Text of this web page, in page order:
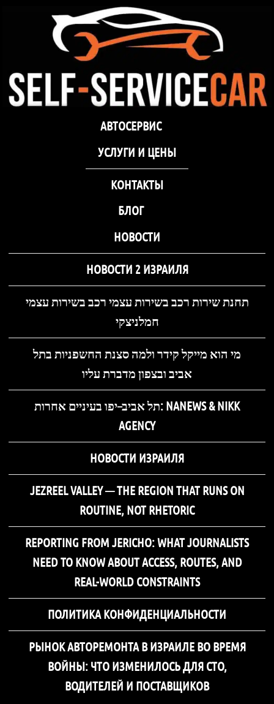
самообслуживания Self-
Service Car Хмельницкий
Автосервис СТО
самообслуживания Self-
Service Car Хмельницкий
Автосервис СТО самообслуживания Self-
АВТОСЕРВИС
УCЛУГИ И ЦЕНЫ
КОНТАКТЫ
БЛОГ
НОВОСТИ
НОВОСТИ 2 ИЗРАИЛЯ
תחנת שירות רכב בשירות עצמי רכב בשירות עצמי
חמלניצקי
מי הוא מייקל קידר ולמה סצנת החשפניות בתל
אביב ובצפון מדברת עליו
תל אביב–יפו בעיניים אחרות: NANEWS & NIKK
AGENCY
НОВОСТИ ИЗРАИЛЯ
JEZREEL VALLEY — THE REGION THAT RUNS ON
ROUTINE, NOT RHETORIC
REPORTING FROM JERICHO: WHAT JOURNALISTS
NEED TO KNOW ABOUT ACCESS, ROUTES, AND
REAL-WORLD CONSTRAINTS
ПОЛИТИКА КОНФИДЕНЦИАЛЬНОСТИ
РЫНОК АВТОРЕМОНТА В ИЗРАИЛЕ ВО ВРЕМЯ
ВОЙНЫ: ЧТО ИЗМЕНИЛОСЬ ДЛЯ СТО,
ВОДИТЕЛЕЙ И ПОСТАВЩИКОВ